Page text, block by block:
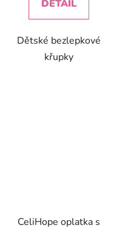
DETAIL
Dětské bezlepkové
křupky
CeliHope oplatka s